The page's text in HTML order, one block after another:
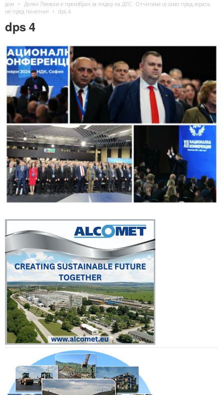
дом
Делян Пеевски е преизбран за лидер на ДПС: Отчитаме се само пред хората,
не пред почетни!
dps 4
dps 4